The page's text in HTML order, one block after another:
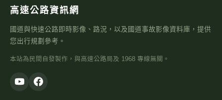
高速公路資訊網
國道與快速公路即時影像、路況，以及國道事故影像資料庫，提供
您出行規劃參考。
本站為民間自發製作，與高速公路局及 1968 專線無關。